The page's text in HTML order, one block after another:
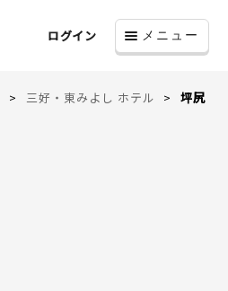
ログイン メニュー
三好・東みよし ホテル
坪尻